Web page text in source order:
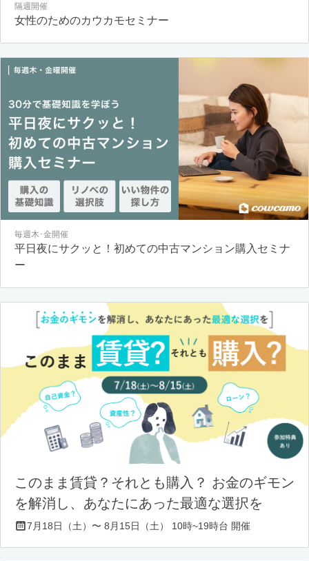
隔週開催
女性のためのカウカモセミナー
毎週木･金開催
平日夜にサクッと！初めての中古マンション購入セミナ
ー
このまま賃貸？それとも購入？ お金のギモン
を解消し、あなたにあった最適な選択を
7月18日（土）〜 8月15日（土） 10時~19時台 開催